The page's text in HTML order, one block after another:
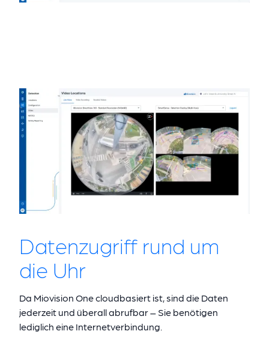
Datenzugriff rund um
die Uhr
Da Miovision One cloudbasiert ist, sind die Daten
jederzeit und überall abrufbar – Sie benötigen
lediglich eine Internetverbindung.